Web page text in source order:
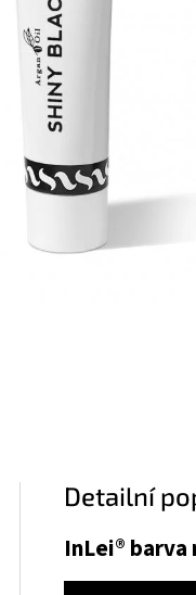
Detailní
InLei® barva